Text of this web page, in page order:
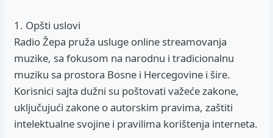
1. Opšti uslovi
Radio Žepa pruža usluge online streamovanja
muzike, sa fokusom na narodnu i tradicionalnu
muziku sa prostora Bosne i Hercegovine i šire.
Korisnici sajta dužni su poštovati važeće zakone,
uključujući zakone o autorskim pravima, zaštiti
intelektualne svojine i pravilima korištenja interneta.